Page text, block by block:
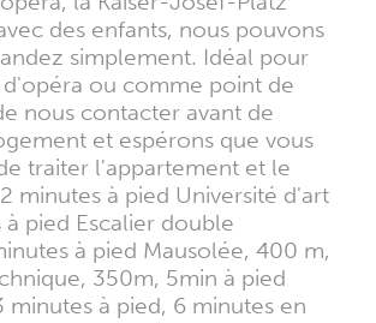
des enfants, nous pouvons
simplement. Idéal pour
d'opéra ou comme point de
nous contacter avant de
et espérons que vous
traiter l'appartement et le
minutes à pied Université d'art
pied Escalier double
à pied Mausolée, 400 m,
350m, 5min à pied
minutes à pied, 6 minutes en